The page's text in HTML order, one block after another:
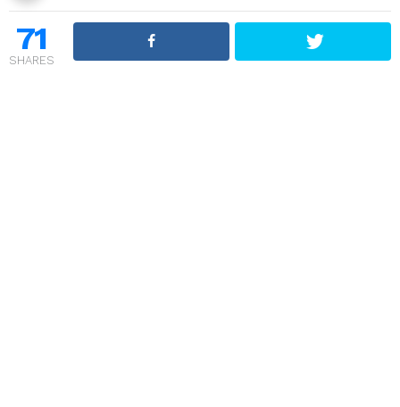
71
SHARES